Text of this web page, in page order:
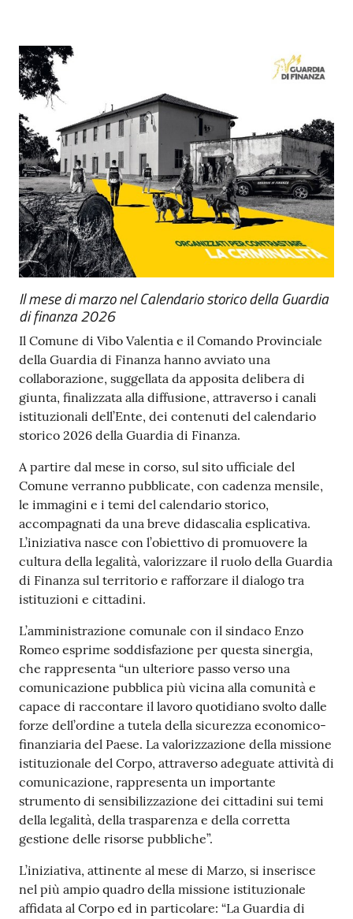
Contenuto
Il mese di marzo nel Calendario storico della Guardia
di finanza 2026
Il Comune di Vibo Valentia e il Comando Provinciale
della Guardia di Finanza hanno avviato una
collaborazione, suggellata da apposita delibera di
giunta, finalizzata alla diffusione, attraverso i canali
istituzionali dell’Ente, dei contenuti del calendario
storico 2026 della Guardia di Finanza.
A partire dal mese in corso, sul sito ufficiale del
Comune verranno pubblicate, con cadenza mensile,
le immagini e i temi del calendario storico,
accompagnati da una breve didascalia esplicativa.
L’iniziativa nasce con l’obiettivo di promuovere la
cultura della legalità, valorizzare il ruolo della Guardia
di Finanza sul territorio e rafforzare il dialogo tra
istituzioni e cittadini.
L’amministrazione comunale con il sindaco Enzo
Romeo esprime soddisfazione per questa sinergia,
che rappresenta “un ulteriore passo verso una
comunicazione pubblica più vicina alla comunità e
capace di raccontare il lavoro quotidiano svolto dalle
forze dell’ordine a tutela della sicurezza economico-
finanziaria del Paese. La valorizzazione della missione
istituzionale del Corpo, attraverso adeguate attività di
comunicazione, rappresenta un importante
strumento di sensibilizzazione dei cittadini sui temi
della legalità, della trasparenza e della corretta
gestione delle risorse pubbliche”.
L’iniziativa, attinente al mese di Marzo, si inserisce
nel più ampio quadro della missione istituzionale
affidata al Corpo ed in particolare: “La Guardia di